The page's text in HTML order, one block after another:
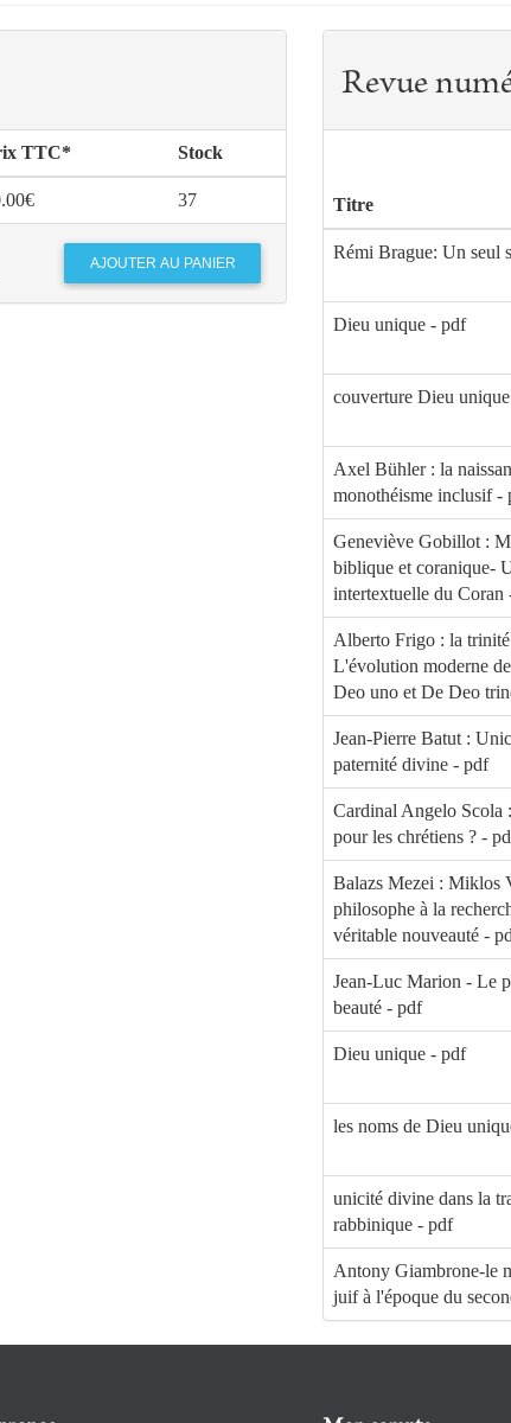
TTC* Stock
37
Revue
Titre
Rémi Brague: Un seul
Dieu unique - pdf
couverture Dieu
Axel Bühler : la
monothéisme inclusif -
Geneviève Gobillot :
biblique et coranique-
intertextuelle du Coran
Alberto Frigo : la
L'évolution moderne
Deo uno et De Deo
Jean-Pierre Batut :
paternité divine - pdf
Cardinal Angelo Scola
pour les chrétiens ? -
Balazs Mezei : Miklos
philosophe à la
véritable nouveauté -
Jean-Luc Marion - Le
beauté - pdf
Dieu unique - pdf
les noms de Dieu
unicité divine dans la
rabbinique - pdf
Antony Giambrone-le
juif à l'époque du